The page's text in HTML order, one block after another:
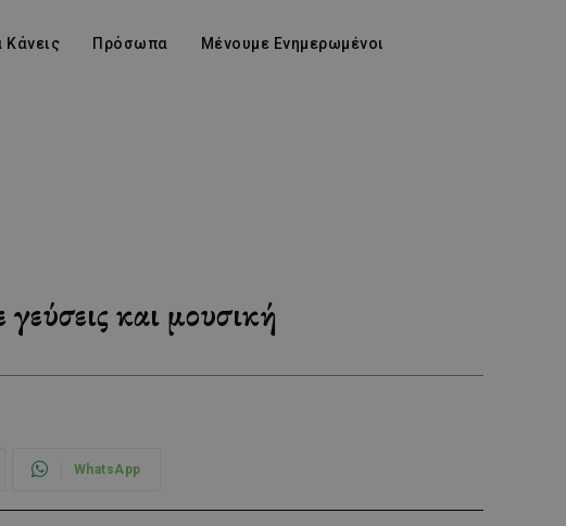
Κάνεις Πρόσωπα Μένουμε Ενημερωμένοι
και μουσική
WhatsApp